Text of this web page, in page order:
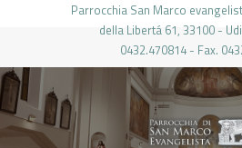
Parrocchia San Marco
della Libertá 61, 33100 -
0432.470814 - Fax.
PARROCCHIA DI
HOME
LA PARROCCHIA